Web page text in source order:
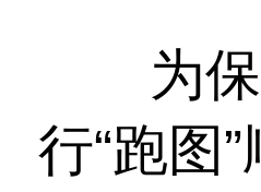
为保
行“跑图